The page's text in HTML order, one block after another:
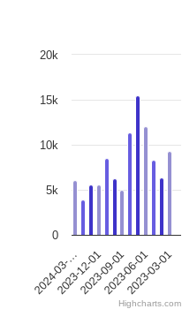
2024-03-…
2023-12-012023-09-012023-06-01
2023-03-01
0
5k
10k
15k
20k
Highcharts.com